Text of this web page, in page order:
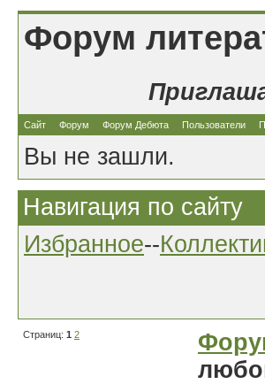
Форум
Сайт Форум Форум Дебюта Пользователи
Вы не зашли.
Навигация по сайту
Избранное--
Страниц: 1 2